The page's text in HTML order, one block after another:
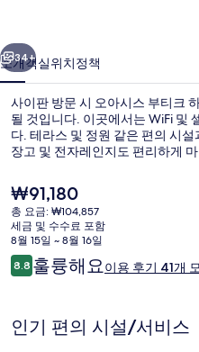
하
우
스
의
진
갤
러
다음
34+
소개객실위치정책
사이판 방문 시 오아시스 부티크
될 것입니다. 이곳에서는 WiFi 및
다. 테라스 및 정원 같은 편의 시
장고 및 전자레인지도 편리하게
현
재
가
격
은
₩91,180
₩91,180
총 요금: ₩104,857
세금 및 수수료 포함
8월 15일 ~ 8월 16일
이
용
기
8.810점 만점 중 8.8점.
훌륭해요이용 후기 41개
인기 편의 시설/서비스